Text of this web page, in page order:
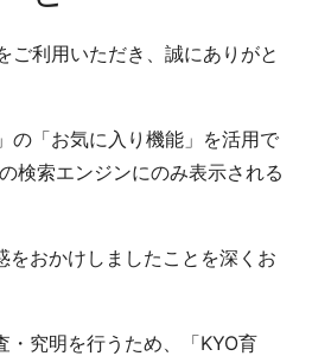
ご利用いただき、誠にありがと
の「お気に入り機能」を活用で
検索エンジンにのみ表示される
をおかけしましたことを深くお
・究明を行うため、「KYO育